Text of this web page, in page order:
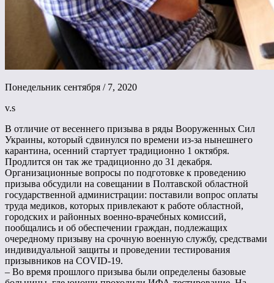
Понедельник сентября / 7, 2020
v.s
В отличие от весеннего призыва в ряды Вооруженных Сил
Украины, который сдвинулся по времени из-за нынешнего
карантина, осенний стартует традиционно 1 октября.
Продлится он так же традиционно до 31 декабря.
Организационные вопросы по подготовке к проведению
призыва обсудили на совещании в Полтавской областной
государственной администрации: поставили вопрос оплаты
труда медиков, которых привлекают к работе областной,
городских и районных военно-врачебных комиссий,
пообщались и об обеспечении граждан, подлежащих
очередному призыву на срочную военную службу, средствами
индивидуальной защиты и проведении тестирования
призывников на COVID-19.
– Во время прошлого призыва были определены базовые